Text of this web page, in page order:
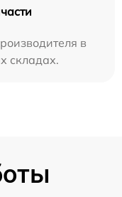
в
складах.